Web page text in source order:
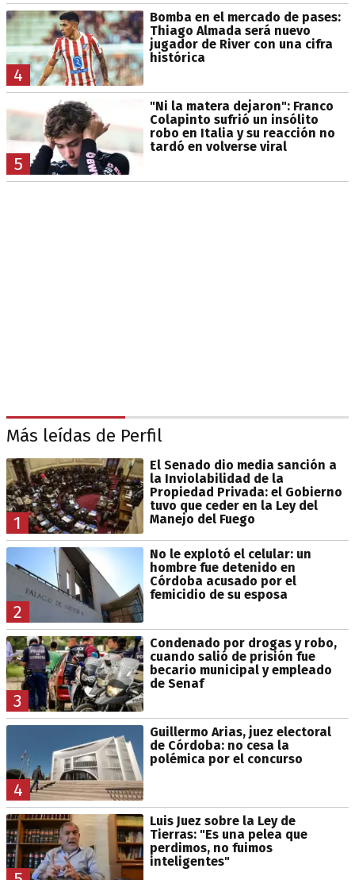
4
Bomba en el mercado de pases:
Thiago Almada será nuevo
jugador de River con una cifra
histórica
5
"Ni la matera dejaron": Franco
Colapinto sufrió un insólito
robo en Italia y su reacción no
tardó en volverse viral
Más leídas de Perfil
1
El Senado dio media sanción a
la Inviolabilidad de la
Propiedad Privada: el Gobierno
tuvo que ceder en la Ley del
Manejo del Fuego
2
No le explotó el celular: un
hombre fue detenido en
Córdoba acusado por el
femicidio de su esposa
3
Condenado por drogas y robo,
cuando salió de prisión fue
becario municipal y empleado
de Senaf
4
Guillermo Arias, juez electoral
de Córdoba: no cesa la
polémica por el concurso
Luis Juez sobre la Ley de
Tierras: "Es una pelea que
perdimos, no fuimos
inteligentes"